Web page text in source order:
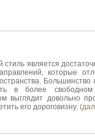
стиль является
которые
Большинство
в более свободном
выглядит довольно
его дороговизну.